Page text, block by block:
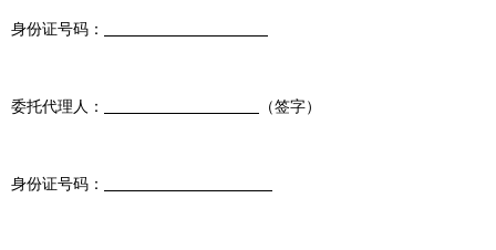
身份证号码：
委托代理人： （签字）
身份证号码：